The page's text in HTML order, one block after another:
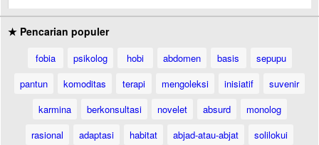
★ Pencarian populer
fobia psikolog hobi abdomen basis
sepupu
pantun
komoditas terapi mengoleksi inisiatif
suvenir
karmina
berkonsultasi novelet absurd
monolog
rasional
adaptasi habitat abjad-atau-abjat
solilokui